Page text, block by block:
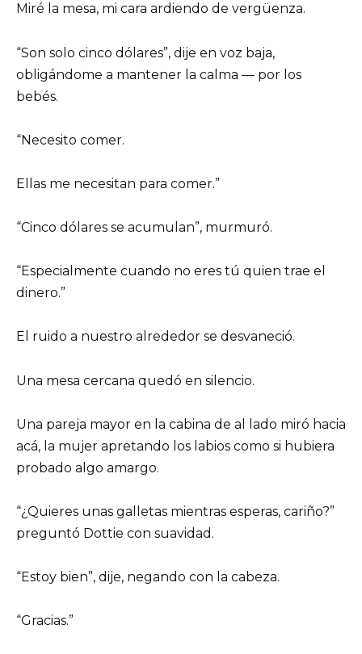
Miré la mesa, mi cara ardiendo de vergüenza.
“Son solo cinco dólares”, dije en voz baja,
obligándome a mantener la calma — por los
bebés.
“Necesito comer.
Ellas me necesitan para comer.”
“Cinco dólares se acumulan”, murmuró.
“Especialmente cuando no eres tú quien trae el
dinero.”
El ruido a nuestro alrededor se desvaneció.
Una mesa cercana quedó en silencio.
Una pareja mayor en la cabina de al lado miró hacia
acá, la mujer apretando los labios como si hubiera
probado algo amargo.
“¿Quieres unas galletas mientras esperas, cariño?”
preguntó Dottie con suavidad.
“Estoy bien”, dije, negando con la cabeza.
“Gracias.”